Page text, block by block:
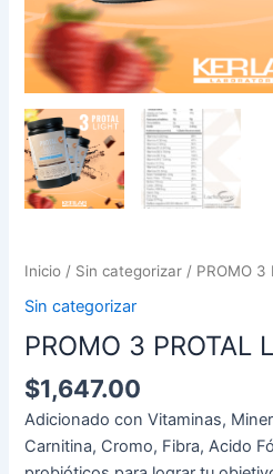
Inicio / Sin categorizar / PROMO 3
Sin categorizar
PROMO 3 PROTAL
$1,647.00
Adicionado con Vitaminas,
Carnitina, Cromo, Fibra, Acido